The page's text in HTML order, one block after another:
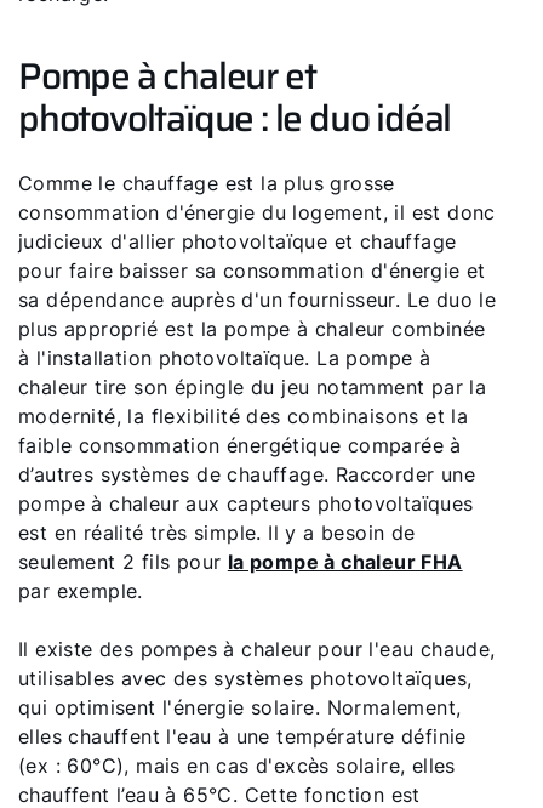
Pompe à chaleur et
photovoltaïque : le duo idéal
Comme le chauffage est la plus grosse
consommation d'énergie du logement, il est donc
judicieux d'allier photovoltaïque et chauffage
pour faire baisser sa consommation d'énergie et
sa dépendance auprès d'un fournisseur. Le duo le
plus approprié est la pompe à chaleur combinée
à l'installation photovoltaïque. La pompe à
chaleur tire son épingle du jeu notamment par la
modernité, la flexibilité des combinaisons et la
faible consommation énergétique comparée à
d’autres systèmes de chauffage. Raccorder une
pompe à chaleur aux capteurs photovoltaïques
est en réalité très simple. Il y a besoin de
seulement 2 fils pour la pompe à chaleur FHA
par exemple.
Il existe des pompes à chaleur pour l'eau chaude,
utilisables avec des systèmes photovoltaïques,
qui optimisent l'énergie solaire. Normalement,
elles chauffent l'eau à une température définie
(ex : 60°C), mais en cas d'excès solaire, elles
chauffent l’eau à 65°C. Cette fonction est